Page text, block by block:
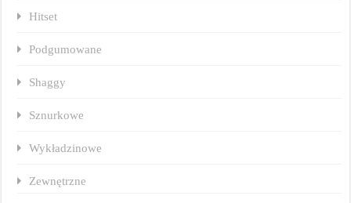
Hitset
Podgumowane
Shaggy
Sznurkowe
Wykładzinowe
Zewnętrzne